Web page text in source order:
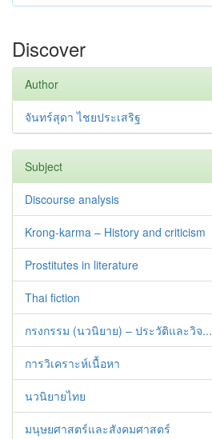
Discover
Author
จันทร์สุดา ไชยประเสริฐ
Subject
Discourse analysis
Krong-karma – History and criticism
Prostitutes in literature
Thai fiction
กรงกรรม (นวนิยาย) – ประวัติและวิจ...
การวิเคราะห์เนื้อหา
นวนิยายไทย
มนุษยศาสตร์และสังคมศาสตร์